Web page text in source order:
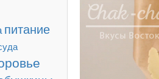
питание